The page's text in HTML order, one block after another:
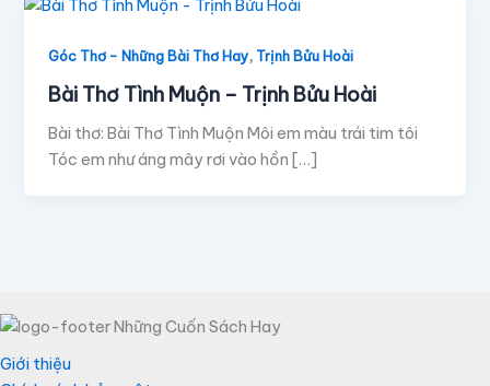
Góc Thơ - Những Bài Thơ Hay, Trịnh Bửu Hoài
Bài Thơ Tình Muộn – Trịnh Bửu Hoài
Bài thơ: Bài Thơ Tình Muộn Môi em màu trái tim tôi
Tóc em như áng mây rơi vào hồn […]
Giới thiệu